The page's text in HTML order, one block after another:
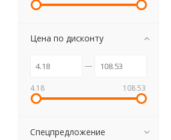
Цена по дисконту
4.18 108.53
Спецпредложение